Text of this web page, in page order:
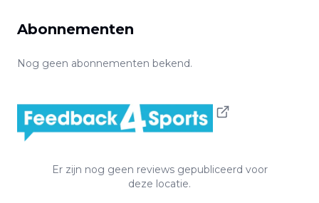
Abonnementen
Nog geen abonnementen bekend.
Er zijn nog geen reviews gepubliceerd voor
deze locatie.